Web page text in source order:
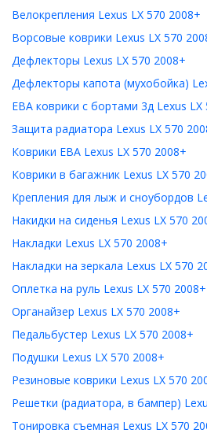
Велокрепления Lexus LX 570 2008+
Ворсовые коврики Lexus LX 570
Дефлекторы Lexus LX 570 2008+
Дефлекторы капота (мухобойка)
ЕВА коврики с бортами 3д Lexus LX
Защита радиатора Lexus LX 570
Коврики ЕВА Lexus LX 570 2008+
Коврики в багажник Lexus LX 570
Крепления для лыж и сноубордов
Накидки на сиденья Lexus LX 570
Накладки Lexus LX 570 2008+
Накладки на зеркала Lexus LX 570
Оплетка на руль Lexus LX 570 2008+
Органайзер Lexus LX 570 2008+
Педальбустер Lexus LX 570 2008+
Подушки Lexus LX 570 2008+
Резиновые коврики Lexus LX 570
Решетки (радиатора, в бампер)
Тонировка съемная Lexus LX 570